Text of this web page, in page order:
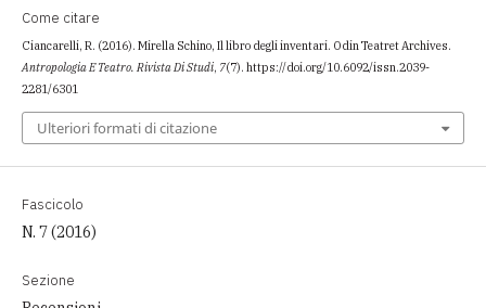
Come citare
Ciancarelli, R. (2016). Mirella Schino, Il libro degli inventari. Odin Teatret Archives.
Antropologia E Teatro. Rivista Di Studi, 7(7). https://doi.org/10.6092/issn.2039-
2281/6301
Ulteriori formati di citazione
Fascicolo
N. 7 (2016)
Sezione